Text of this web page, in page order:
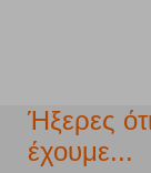
Ήξερες
έχουμε...